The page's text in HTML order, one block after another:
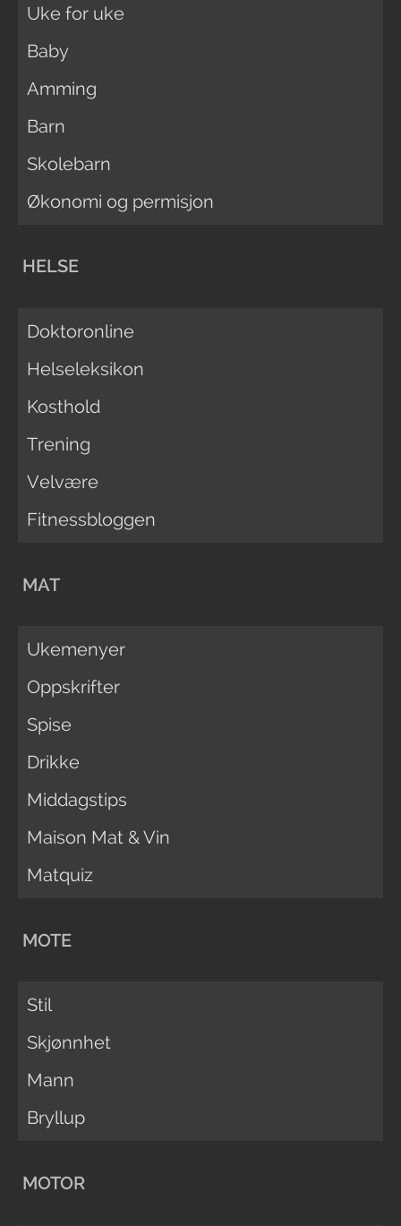
Uke for uke
Baby
Amming
Barn
Skolebarn
Økonomi og permisjon
HELSE
Doktoronline
Helseleksikon
Kosthold
Trening
Velvære
Fitnessbloggen
MAT
Ukemenyer
Oppskrifter
Spise
Drikke
Middagstips
Maison Mat & Vin
Matquiz
MOTE
Stil
Skjønnhet
Mann
Bryllup
MOTOR